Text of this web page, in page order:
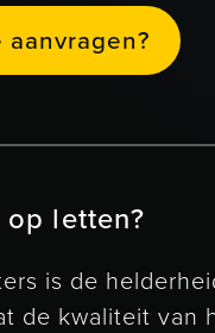
Offerte
aanvragen?
letten?
is de
de kwaliteit